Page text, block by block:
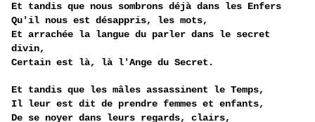
Et tandis que nous sombrons déjà dans les Enfers
Qu'il nous est désappris, les mots,
Et arrachée la langue du parler dans le secret
divin,
Certain est là, là l'Ange du Secret.
Et tandis que les mâles assassinent le Temps,
Il leur est dit de prendre femmes et enfants,
De se noyer dans leurs regards, clairs,